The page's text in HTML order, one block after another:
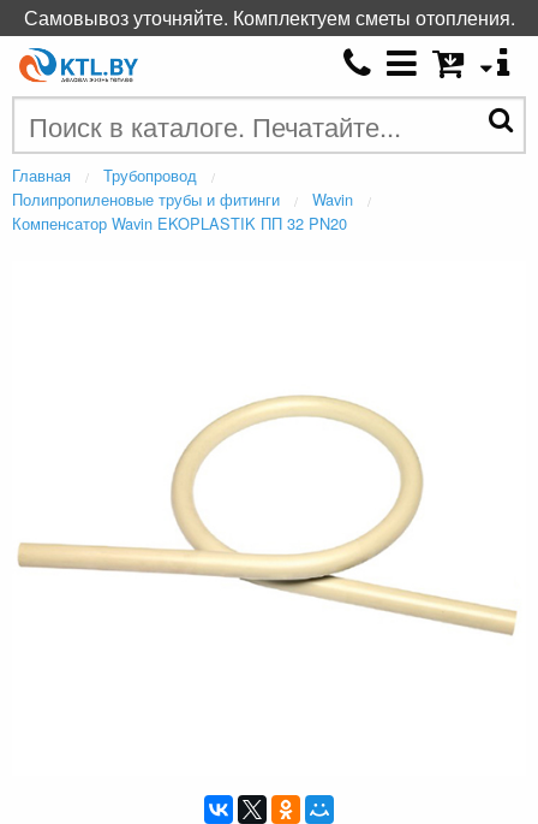
Главная
Трубопровод
Полипропиленовые трубы и фитинги
Wavin
Компенсатор Wavin EKOPLASTIK ПП 32 PN20
Самовывоз уточняйте. Комплектуем сметы отопления.